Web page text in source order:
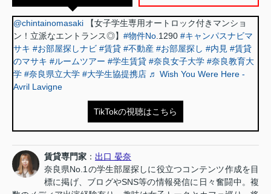
@chintainomasaki 【女子学生専用オートロック付きマンショ
ン！立派なエントランス◎】 #物件No .1290 #キャンパスナビマ
サキ #お部屋探しナビ #賃貸 #不動産 #お部屋探し #内見 #賃貸
のマサキ #ルームツアー #学生賃貸 #奈良女子大学 #奈良教育大
学 #奈良県立大学 #大学生協提携店 ♬ Wish You Were Here -
Avril Lavigne
TikTokの視聴はこちら
賃貸専門家 ：出口 晏奈
奈良県No.1の学生部屋探しに役立つコンテンツ作成を目
標に掲げ、ブログやSNS等の情報発信に日々奮闘中。複